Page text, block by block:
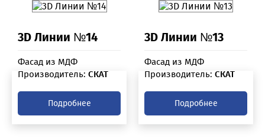
3D Линии №14
Фасад из МДФ
Производитель: СКАТ
Подробнее
3D Линии №13
Фасад из МДФ
Производитель: СКАТ
Подробнее